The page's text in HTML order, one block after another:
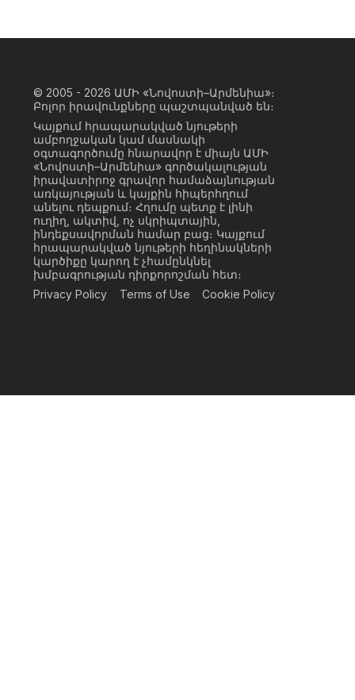
© 2005 - 2026 ԱՄԻ «Նովոստի–Արմենիա»։
Բոլոր իրավունքները պաշտպանված են։
Կայքում հրապարակված նյութերի
ամբողջական կամ մասնակի
օգտագործումը հնարավոր է միայն ԱՄԻ
«Նովոստի–Արմենիա» գործակալության
իրավատիրոջ գրավոր համաձայնության
առկայության և կայքին հիպերհղում
անելու դեպքում։ Հղումը պետք է լինի
ուղիղ, ակտիվ, ոչ սկրիպտային,
ինդեքսավորման համար բաց։ Կայքում
հրապարակված նյութերի հեղինակների
կարծիքը կարող է չհամընկնել
խմբագրության դիրքորոշման հետ։
Privacy Policy
Terms of Use Cookie Policy